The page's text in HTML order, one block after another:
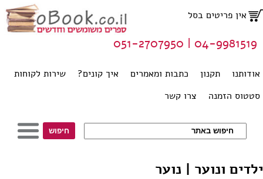
אין פריטים בסל
אודותנו תקנון כתבות ומאמרים איך קונים?
שירות לקוחות
סטטוס הזמנה
צרו קשר
04-9981519 | 051-2707950
ילדים ונוער | נוער